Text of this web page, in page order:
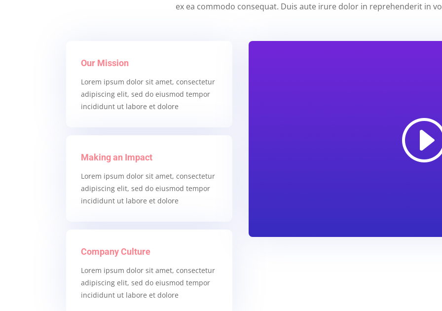
ex ea commodo consequat. Duis aute irure dolor in reprehenderit in
Our Mission
Lorem ipsum dolor sit amet, consectetur
adipiscing elit, sed do eiusmod tempor
incididunt ut labore et dolore
Making an Impact
Lorem ipsum dolor sit amet, consectetur
adipiscing elit, sed do eiusmod tempor
incididunt ut labore et dolore
Company Culture
Lorem ipsum dolor sit amet, consectetur
adipiscing elit, sed do eiusmod tempor
incididunt ut labore et dolore